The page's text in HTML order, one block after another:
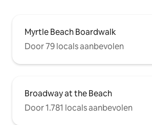
Myrtle Beach Boardwalk
Door 79 locals aanbevolen
Broadway at the Beach
Door 1.781 locals aanbevolen